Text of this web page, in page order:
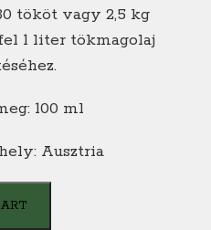
tököt vagy 2,5 kg
1 liter tökmagolaj
100 ml
Ausztria